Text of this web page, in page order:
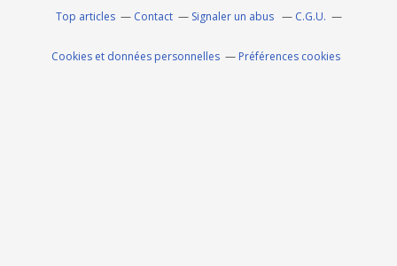
Top articles Contact Signaler un abus C.G.U.
Cookies et données personnelles Préférences cookies